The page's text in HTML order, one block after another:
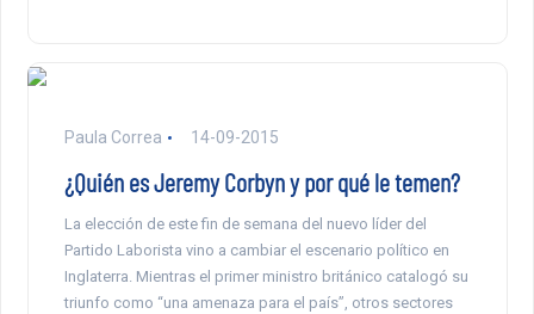
Paula Correa 14-09-2015
¿Quién es Jeremy Corbyn y por qué le temen?
La elección de este fin de semana del nuevo líder del
Partido Laborista vino a cambiar el escenario político en
Inglaterra. Mientras el primer ministro británico catalogó su
triunfo como “una amenaza para el país”, otros sectores